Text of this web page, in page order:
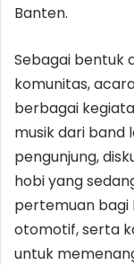
Banten.
Sebagai bentuk
komunitas,
berbagai
musik dari band
pengunjung,
hobi yang
pertemuan bagi
otomotif, serta
untuk